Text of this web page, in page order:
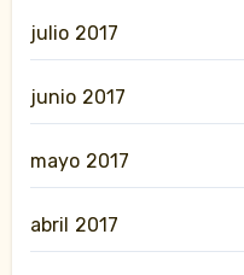
julio 2017
junio 2017
mayo 2017
abril 2017